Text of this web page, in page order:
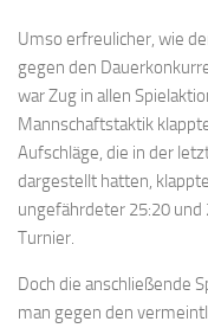
Umso erfreulicher, wie
gegen den
war Zug in allen
Mannschaftstaktik
Aufschläge, die in der
dargestellt hatten,
ungefährdeter 25:20
Turnier.
Doch die anschließende
man gegen den